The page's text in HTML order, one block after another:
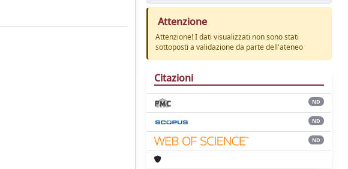
Attenzione
Attenzione! I dati visualizzati non sono stati
sottoposti a validazione da parte dell'ateneo
Citazioni
ND
ND
ND